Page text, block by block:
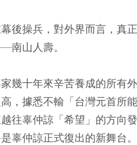
後操兵，對外界而言，真
南山人壽。
幾十年來辛苦養成的所有
，據悉不輸「台灣元首所
往辜仲諒「希望」的方向
辜仲諒正式復出的新舞台。